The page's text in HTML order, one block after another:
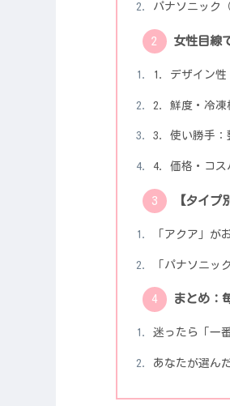
パナソニック
女性目線
1. デザイン性
2. 鮮度・冷凍
3. 使い勝手：
4. 価格・コス
【タイプ
「アクア」が
「パナソニッ
まとめ：
迷ったら「一
あなたが選ん